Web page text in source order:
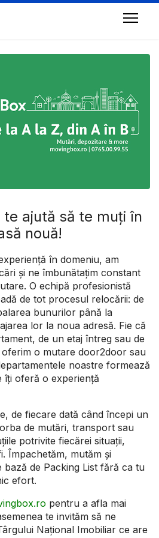
te ajută să te muți în
nouă!
în domeniu, am
și ne îmbunătațim constant
O echipă profesionistă
de tot procesul relocării: de
bunurilor până la
lor la noua adresă. Fie că
de un etaj întreg sau de
o mutare door2door sau
noastre formează
îți oferă o experiență
de fiecare dată când începi un
de mutări, transport sau
potrivite fiecărei situații,
Împachetăm, mutăm și
de Packing List fără ca tu
efort.
pentru a afla mai
te invităm să ne
Național Imobiliar ce are